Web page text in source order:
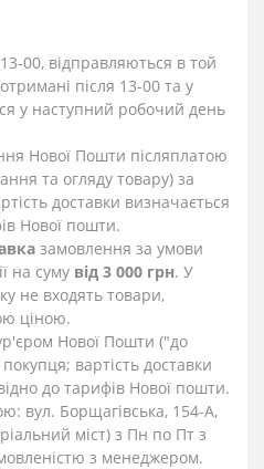
00, відправляються в той
після 13-00 та у
у наступний робочий день
Нової Пошти післяплатою
та огляду товару) за
доставки визначається
Нової пошти.
замовлення за умови
на суму від 3 000 грн. У
не входять товари,
ціною.
Нової Пошти ("до
вартість доставки
до тарифів Нової пошти.
вул. Борщагівська, 154-А,
міст) з Пн по Пт з
з менеджером.